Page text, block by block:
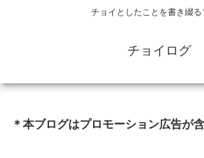
チョイとしたことを書き綴る
チョイログ
＊本ブログはプロモーション広告が